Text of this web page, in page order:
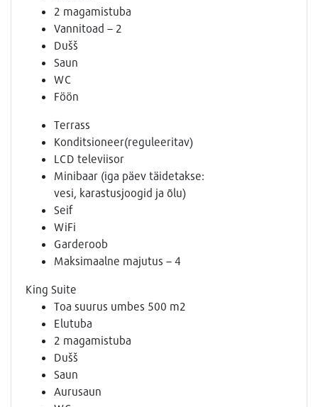
2 magamistuba
Vannitoad – 2
Dušš
Saun
WC
Föön
Terrass
Konditsioneer(reguleeritav)
LCD televiisor
Minibaar (iga päev täidetakse:
vesi, karastusjoogid ja õlu)
Seif
WiFi
Garderoob
Maksimaalne majutus – 4
King Suite
Toa suurus umbes 500 m2
Elutuba
2 magamistuba
Dušš
Saun
Aurusaun